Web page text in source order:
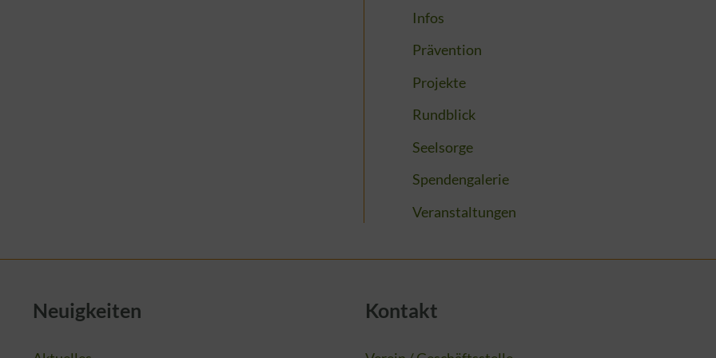
Infos
Prävention
Projekte
Rundblick
Seelsorge
Spendengalerie
Veranstaltungen
Neuigkeiten Kontakt